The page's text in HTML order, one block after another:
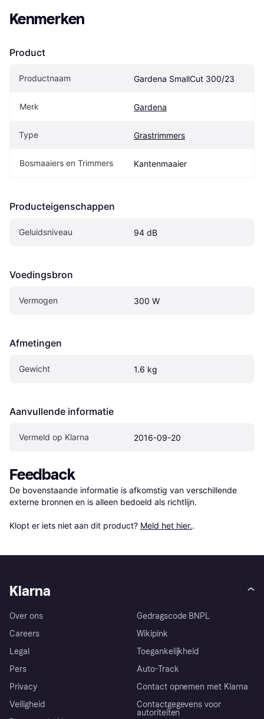
Kenmerken
Product
Productnaam Gardena SmallCut 300/23
Merk Gardena
Type Grastrimmers
Bosmaaiers en Trimmers Kantenmaaier
Producteigenschappen
Geluidsniveau 94 dB
Voedingsbron
Vermogen 300 W
Afmetingen
Gewicht 1.6 kg
Aanvullende informatie
Vermeld op Klarna 2016-09-20
Feedback
De bovenstaande informatie is afkomstig van verschillende
externe bronnen en is alleen bedoeld als richtlijn.
Klopt er iets niet aan dit product? Meld het hier..
Klarna
Over ons
Careers
Legal
Pers
Privacy
Veiligheid
Gedragscode BNPL
Wikipink
Toegankelijkheid
Auto-Track
Contact opnemen met Klarna
Contactgegevens voor
autoriteiten